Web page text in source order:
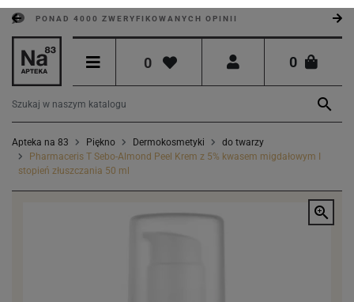
PONAD 4000 ZWERYFIKOWANYCH OPINII
0 0

Apteka na 83 Piękno Dermokosmetyki
do twarzy
Pharmaceris T Sebo-Almond Peel Krem z 5% kwasem migdałowym I
stopień złuszczania 50 ml
